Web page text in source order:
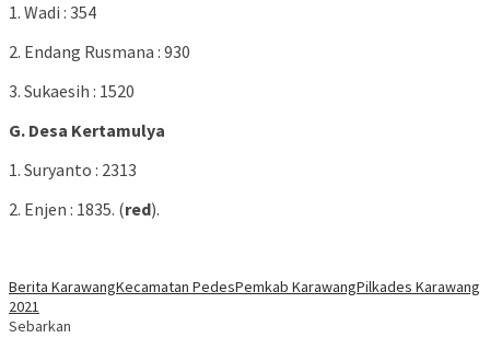
1. Wadi : 354
2. Endang Rusmana : 930
3. Sukaesih : 1520
G. Desa Kertamulya
1. Suryanto : 2313
2. Enjen : 1835. (red).
Berita KarawangKecamatan PedesPemkab KarawangPilkades Karawang
2021
Sebarkan